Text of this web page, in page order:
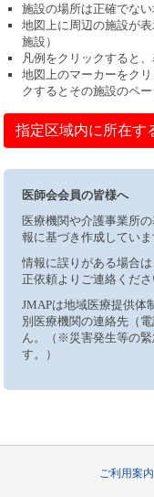
施設の場所は正確でない
地図上に周辺の施設が
施設）
凡例をクリックすると
地図上のマーカーをク
クするとその施設のペー
指定区域内に所在す
医師会会員の皆様へ
医療機関や介護事業所
報に基づき作成していま
情報に誤りがある場合
正依頼よりご連絡くださ
JMAPは地域医療提供体
別医療機関の連絡先（
ん。（※災害発生等の緊
す。）
ご利用案内